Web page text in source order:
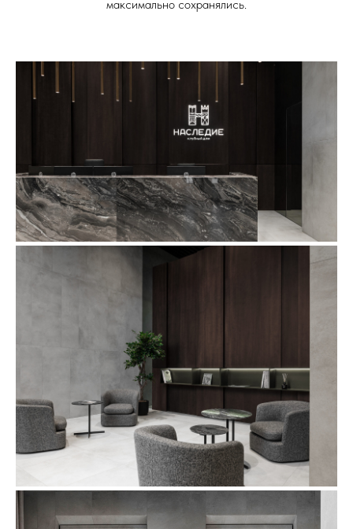
максимально сохранялись.